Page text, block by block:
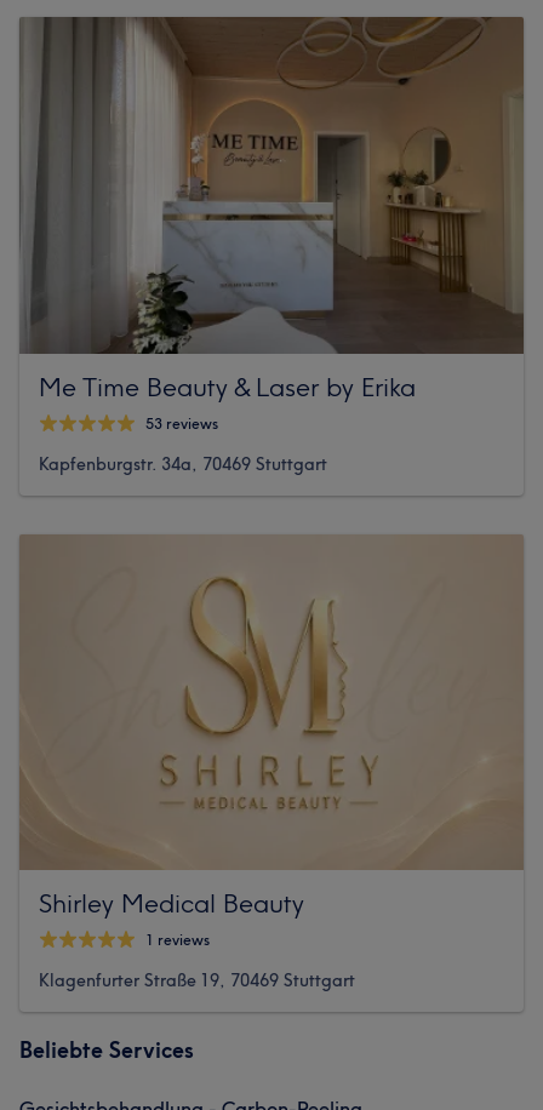
Me Time Beauty & Laser by Erika
53 reviews
Kapfenburgstr. 34a, 70469 Stuttgart
Shirley Medical Beauty
1 reviews
Klagenfurter Straße 19, 70469 Stuttgart
Beliebte Services